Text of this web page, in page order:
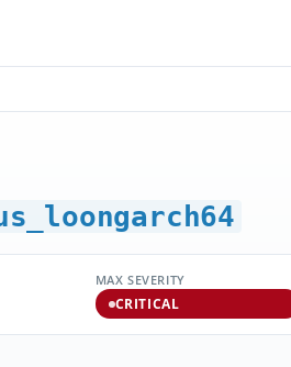
MAX SEVERITY
CRITICAL